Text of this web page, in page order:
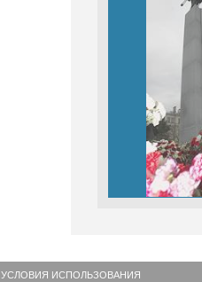
УСЛОВИЯ ИСПОЛЬЗОВАНИЯ